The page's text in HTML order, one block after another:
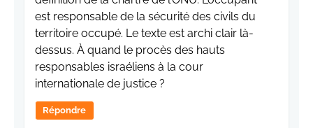
est responsable de la sécurité des civils du
territoire occupé. Le texte est archi clair là-
dessus. À quand le procès des hauts
responsables israéliens à la cour
internationale de justice ?
Répondre